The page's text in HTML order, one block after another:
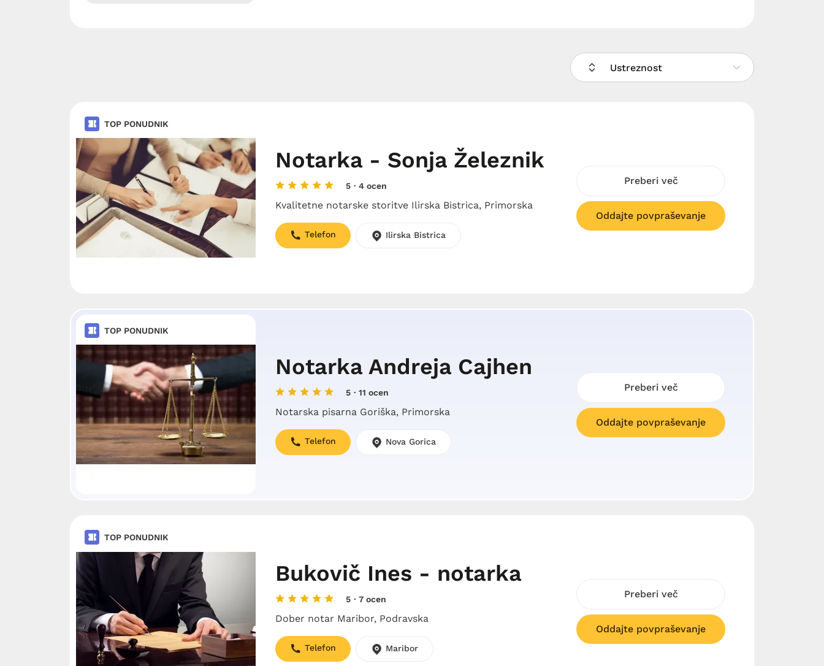
Ustreznost
TOP PONUDNIK
Notarka - Sonja Železnik
5 · 4 ocen
Kvalitetne notarske storitve Ilirska Bistrica, Primorska
Telefon Ilirska Bistrica
Preberi več
Oddajte povpraševanje
TOP PONUDNIK
Notarka Andreja Cajhen
5 · 11 ocen
Notarska pisarna Goriška, Primorska
Telefon Nova Gorica
Preberi več
Oddajte povpraševanje
TOP PONUDNIK
Bukovič Ines - notarka
5 · 7 ocen
Dober notar Maribor, Podravska
Telefon Maribor
Preberi več
Oddajte povpraševanje